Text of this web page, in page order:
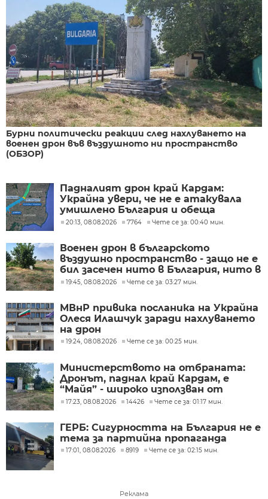
Бурни политически реакции след нахлуването на
военен дрон във въздушното ни пространство
(ОБЗОР)
Падналият дрон край Кардам:
Украйна увери, че не е атакувала
умишлено България и обеща
разследване
20:13, 08.08.2026 7764 Чете се за: 00:40 мин.
Военен дрон в българското
въздушно пространство - защо не е
бил засечен нито в България, нито в
Румъния?
19:45, 08.08.2026 Чете се за: 03:27 мин.
МВнР привика посланика на Украйна
Олеся Илашчук заради нахлуването
на дрон
19:24, 08.08.2026 Чете се за: 00:25 мин.
Министерството на отбраната:
Дронът, паднал край Кардам, е
“Майя” - широко използван от
украинската армия
17:23, 08.08.2026 14426 Чете се за: 01:17 мин.
ГЕРБ: Сигурността на България не е
тема за партийна пропаганда
17:01, 08.08.2026 8919 Чете се за: 02:15 мин.
Реклама